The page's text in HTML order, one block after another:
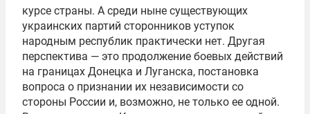
курсе страны. А среди ныне существующих
украинских партий сторонников уступок
народным республик практически нет. Другая
перспектива — это продолжение боевых действий
на границах Донецка и Луганска, постановка
вопроса о признании их независимости со
стороны России и, возможно, не только ее одной.